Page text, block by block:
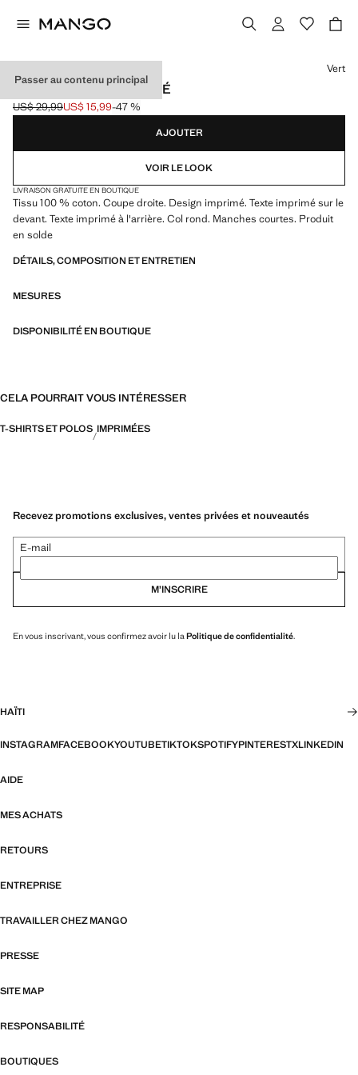
Passer au contenu principal
T-SHIRT COTON IMPRIMÉ
Prix initial barré [US$ 29,99 ]
US$ 29,99
Prix actuel [US$ 15,99 ]
US$ 15,99-47 %
Choisissez une couleur
Vert
AJOUTER
VOIR LE LOOK
LIVRAISON GRATUITE EN BOUTIQUE
Tissu 100 % coton. Coupe droite. Design imprimé. Texte imprimé sur le
devant. Texte imprimé à l'arrière. Col rond. Manches courtes. Produit
en solde
DÉTAILS, COMPOSITION ET ENTRETIEN
MESURES
DISPONIBILITÉ EN BOUTIQUE
CELA POURRAIT VOUS INTÉRESSER
T-SHIRTS ET POLOS IMPRIMÉES
Recevez promotions exclusives, ventes privées et nouveautés
E-mail
M’INSCRIRE
En vous inscrivant, vous confirmez avoir lu la Politique de confidentialité.
HAÏTI
INSTAGRAMFACEBOOKYOUTUBETIKTOKSPOTIFYPINTERESTXLINKEDIN
AIDE
MES ACHATS
RETOURS
ENTREPRISE
TRAVAILLER CHEZ MANGO
PRESSE
SITE MAP
RESPONSABILITÉ
BOUTIQUES